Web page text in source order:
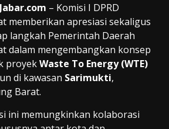
– Komisi I DPRD
memberikan apresiasi sekaligus
langkah Pemerintah Daerah
dalam mengembangkan konsep
proyekWaste To Energy (WTE)
di kawasan Sarimukti,
Barat.
ini memungkinkan kolaborasi